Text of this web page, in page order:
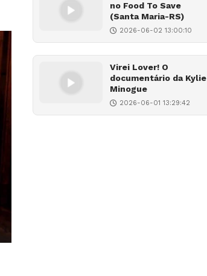
no Food To Save
(Santa Maria-RS)
2026-06-02 13:00:10
Virei Lover! O
documentário da Kylie
Minogue
2026-06-01 13:29:42